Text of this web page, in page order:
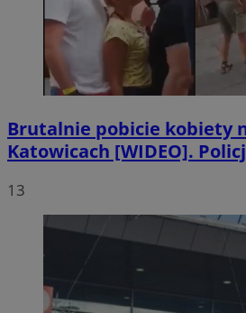
Brutalnie pobicie kobiety
Katowicach [WIDEO].
13